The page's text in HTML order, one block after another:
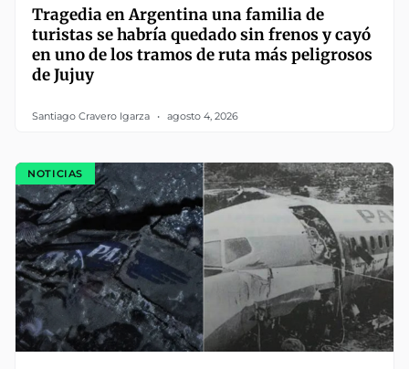
Tragedia en Argentina una familia de
turistas se habría quedado sin frenos y cayó
en uno de los tramos de ruta más peligrosos
de Jujuy
Santiago Cravero Igarza agosto 4, 2026
NOTICIAS